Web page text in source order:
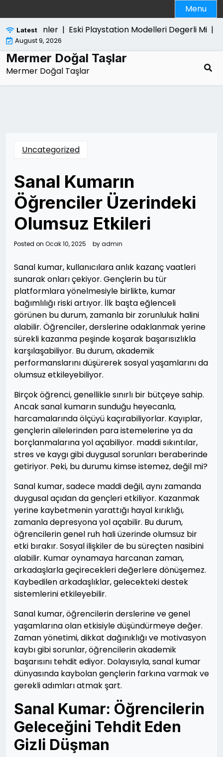
to
content
Menu
Latest
Edilenler |Eski Playstation Modelleri Degerli Mi |
August 9, 2026
Mermer Doğal Taşlar
Mermer Doğal Taşlar
Uncategorized
Sanal Kumarın
Öğrenciler Üzerindeki
Olumsuz Etkileri
Posted on Ocak 10, 2025 byadmin
Sanal kumar, kullanıcılara anlık kazanç vaatleri
sunarak onları çekiyor. Gençlerin bu tür
platformlara yönelmesiyle birlikte, kumar
bağımlılığı riski artıyor. İlk başta eğlenceli
görünen bu durum, zamanla bir zorunluluk halini
alabilir. Öğrenciler, derslerine odaklanmak yerine
sürekli kazanma peşinde koşarak başarısızlıkla
karşılaşabiliyor. Bu durum, akademik
performanslarını düşürerek sosyal yaşamlarını da
olumsuz etkileyebiliyor.
Birçok öğrenci, genellikle sınırlı bir bütçeye sahip.
Ancak sanal kumarın sunduğu heyecanla,
harcamalarında ölçüyü kaçırabiliyorlar. Kayıplar,
gençlerin ailelerinden para istemelerine ya da
borçlanmalarına yol açabiliyor. maddi sıkıntılar,
stres ve kaygı gibi duygusal sorunları beraberinde
getiriyor. Peki, bu durumu kimse istemez, değil mi?
Sanal kumar, sadece maddi değil, aynı zamanda
duygusal açıdan da gençleri etkiliyor. Kazanmak
yerine kaybetmenin yarattığı hayal kırıklığı,
zamanla depresyona yol açabilir. Bu durum,
öğrencilerin genel ruh hali üzerinde olumsuz bir
etki bırakır. Sosyal ilişkiler de bu süreçten nasibini
alabilir. Kumar oynamaya harcanan zaman,
arkadaşlarla geçirecekleri değerlere dönüşemez.
Kaybedilen arkadaşlıklar, gelecekteki destek
sistemlerini etkileyebilir.
Sanal kumar, öğrencilerin derslerine ve genel
yaşamlarına olan etkisiyle düşündürmeye değer.
Zaman yönetimi, dikkat dağınıklığı ve motivasyon
kaybı gibi sorunlar, öğrencilerin akademik
başarısını tehdit ediyor. Dolayısıyla, sanal kumar
dünyasında kaybolan gençlerin farkına varmak ve
gerekli adımları atmak şart.
Sanal Kumar: Öğrencilerin
Geleceğini Tehdit Eden
Gizli Düşman